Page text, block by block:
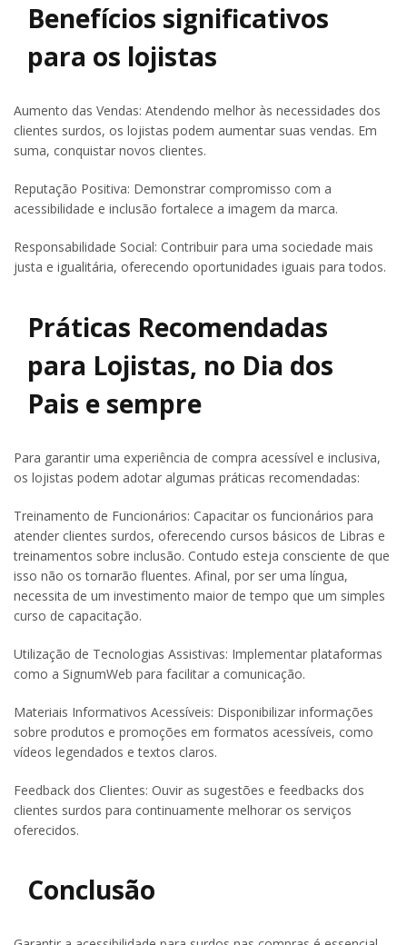
Benefícios significativos
para os lojistas
Aumento das Vendas: Atendendo melhor às necessidades dos
clientes surdos, os lojistas podem aumentar suas vendas. Em
suma, conquistar novos clientes.
Reputação Positiva: Demonstrar compromisso com a
acessibilidade e inclusão fortalece a imagem da marca.
Responsabilidade Social: Contribuir para uma sociedade mais
justa e igualitária, oferecendo oportunidades iguais para todos.
Práticas Recomendadas
para Lojistas, no Dia dos
Pais e sempre
Para garantir uma experiência de compra acessível e inclusiva,
os lojistas podem adotar algumas práticas recomendadas:
Treinamento de Funcionários: Capacitar os funcionários para
atender clientes surdos, oferecendo cursos básicos de Libras e
treinamentos sobre inclusão. Contudo esteja consciente de que
isso não os tornarão fluentes. Afinal, por ser uma língua,
necessita de um investimento maior de tempo que um simples
curso de capacitação.
Utilização de Tecnologias Assistivas: Implementar plataformas
como a SignumWeb para facilitar a comunicação.
Materiais Informativos Acessíveis: Disponibilizar informações
sobre produtos e promoções em formatos acessíveis, como
vídeos legendados e textos claros.
Feedback dos Clientes: Ouvir as sugestões e feedbacks dos
clientes surdos para continuamente melhorar os serviços
oferecidos.
Conclusão